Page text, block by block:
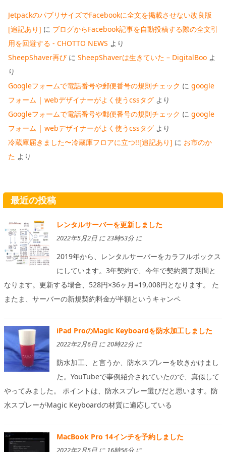
JetpackのパブリサイズでFacebookに全文を掲載させない改良版
[追記あり] に ブログからFacebook記事を自動投稿する際の全文引
用を回避する - CHOTTO NEWS より
SheepShaver再び に SheepShaverは生きていた – DigitalBoo よ
り
Googleフォームで電話番号や郵便番号の規則チェック に google
フォーム | webデザイナーがよく使うcssタグ より
Googleフォームで電話番号や郵便番号の規則チェック に google
フォーム | webデザイナーがよく使うcssタグ より
冷蔵庫届きました〜冷蔵庫フロアに立つ!![追記あり] に お市のか
た より
最近の投稿
レンタルサーバーを更新しました
2022年5月2日 に 23時53分 に
2019年から、レンタルサーバーをカラフルボックス
にしています。3年契約で、今年で契約満了期間と
なります。更新する場合、528円×36ヶ月=19,008円となります。 た
またま、サーバーの新規契約料金が半額というキャンペ
iPad ProのMagic Keyboardを防水加工しました
2022年2月6日 に 20時22分 に
防水加工、と言うか、防水スプレーを吹きかけまし
た。YouTubeで事例紹介されていたので、真似して
やってみました。 ポイントは、防水スプレー選びだと思います。防
水スプレーがMagic Keyboardの材質に適応している
MacBook Pro 14インチを予約しました